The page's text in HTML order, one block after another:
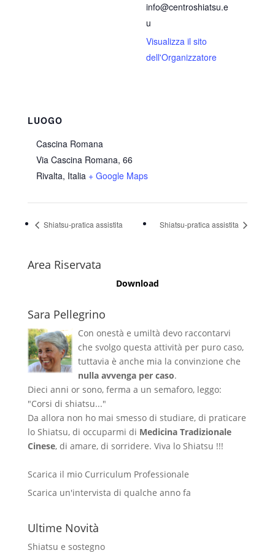
info@centroshiatsu.e
u
Visualizza il sito
dell'Organizzatore
LUOGO
Cascina Romana
Via Cascina Romana, 66
Rivalta, Italia + Google Maps
Shiatsu-pratica assistita Shiatsu-pratica assistita
Area Riservata
Download
Sara Pellegrino
Con onestà e umiltà devo raccontarvi
che svolgo questa attività per puro caso,
tuttavia è anche mia la convinzione che
nulla avvenga per caso.
Dieci anni or sono, ferma a un semaforo, leggo:
"Corsi di shiatsu..."
Da allora non ho mai smesso di studiare, di praticare
lo Shiatsu, di occuparmi di Medicina Tradizionale
Cinese, di amare, di sorridere. Viva lo Shiatsu !!!
Scarica il mio Curriculum Professionale
Scarica un'intervista di qualche anno fa
Ultime Novità
Shiatsu e sostegno